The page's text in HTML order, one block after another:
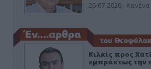
26-07-2026 - Κανένα
Κιλκίς προς
εμπράκτως την